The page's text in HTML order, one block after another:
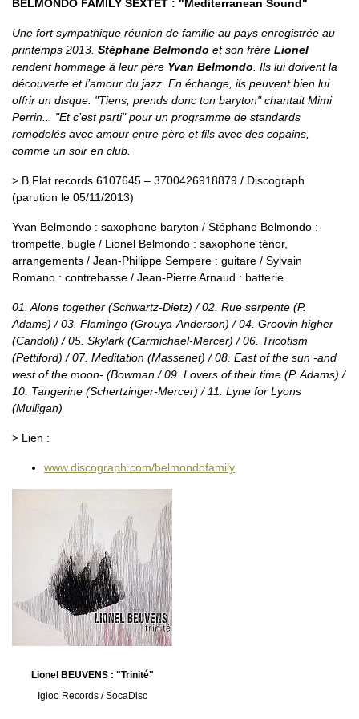
BELMONDO FAMILY SEXTET : "Mediterranean Sound"
Une fort sympathique réunion de famille au pays enregistrée au
printemps 2013. Stéphane Belmondo et son frère Lionel
rendent hommage à leur père Yvan Belmondo . Ils lui doivent la
découverte et l’amour du jazz. En échange, ils peuvent bien lui
offrir un disque. "Tiens, prends donc ton baryton" chantait Mimi
Perrin... "Et c’est parti" pour un programme de standards
remodelés avec amour entre père et fils avec des copains,
comme un soir en club.
> B.Flat records 6107645 – 3700426918879 / Discograph
(parution le 05/11/2013)
Yvan Belmondo : saxophone baryton / Stéphane Belmondo :
trompette, bugle / Lionel Belmondo : saxophone ténor,
arrangements / Jean-Philippe Sempere : guitare / Sylvain
Romano : contrebasse / Jean-Pierre Arnaud : batterie
01. Alone together (Schwartz-Dietz) / 02. Rue serpente (P.
Adams) / 03. Flamingo (Grouya-Anderson) / 04. Groovin higher
(Candoli) / 05. Skylark (Carmichael-Mercer) / 06. Tricotism
(Pettiford) / 07. Meditation (Massenet) / 08. East of the sun -and
west of the moon- (Bowman / 09. Lovers of their time (P. Adams) /
10. Tangerine (Schertzinger-Mercer) / 11. Lyne for Lyons
(Mulligan)
> Lien :
www.discograph.com/belmondofamily
Lionel BEUVENS : "Trinité"
Igloo Records / SocaDisc